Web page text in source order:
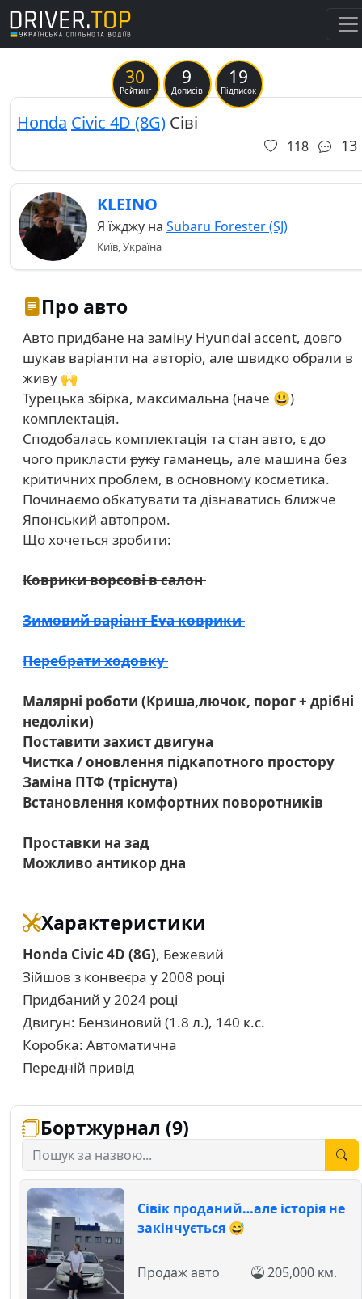
30
Рейтинг
9
Дописів
19
Підписок
Previous
Honda Civic 4D (8G) Сіві
118 13
KLEINO
Я їжджу на Subaru Forester (SJ)
Київ, Україна
Про авто
Авто придбане на заміну Hyundai accent, довго
шукав варіанти на авторіо, але швидко обрали в
живу 🙌
Турецька збірка, максимальна (наче 😃)
комплектація.
Сподобалась комплектація та стан авто, є до
чого прикласти руку гаманець, але машина без
критичних проблем, в основному косметика.
Починаємо обкатувати та дізнаватись ближче
Японський автопром.
Що хочеться зробити:
Коврики ворсові в салон
Зимовий варіант Eva коврики
Перебрати ходовку
Малярні роботи (Криша,лючок, порог + дрібні
недоліки)
Поставити захист двигуна
Чистка / оновлення підкапотного простору
Заміна ПТФ (тріснута)
Встановлення комфортних поворотників
Проставки на зад
Можливо антикор дна
Характеристики
Honda Civic 4D (8G), Бежевий
Зійшов з конвеєра у 2008 році
Придбаний у 2024 році
Двигун: Бензиновий (1.8 л.), 140 к.с.
Коробка: Автоматична
Передній привід
Бортжурнал (9)
Сівік проданий…але історія не
закінчується 😅
Продаж авто 205,000 км.